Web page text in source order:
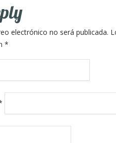
electrónico no será publicada.
*